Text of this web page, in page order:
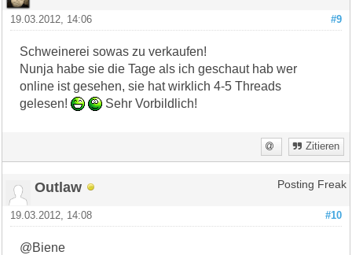
#9
19.03.2012, 14:06
Schweinerei sowas zu verkaufen!
Nunja habe sie die Tage als ich geschaut hab wer
online ist gesehen, sie hat wirklich 4-5 Threads
gelesen!
Sehr Vorbildlich!
Zitieren
Outlaw Posting Freak
#10
19.03.2012, 14:08
@Biene